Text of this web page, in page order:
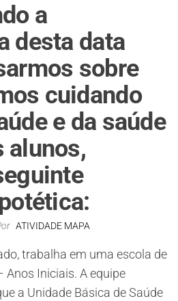
a
desta data
sobre
cuidando
e da saúde
alunos,
ATIVIDADE MAPA
trabalha em uma escola de
Anos Iniciais. A equipe
a Unidade Básica de Saúde